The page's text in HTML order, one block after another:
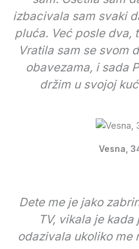
izbacivala sam svaki
pluća. Već posle dva,
Vratila sam se svom
obavezama, i sada
držim u svojoj
Vesna,
Dete me je jako
TV, vikala je
odazivala ukoliko me